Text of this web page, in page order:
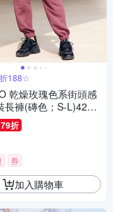
188☆
乾燥玫瑰色系街頭感
長褲(磚色；S-L)4233
79折
券
加入購物車